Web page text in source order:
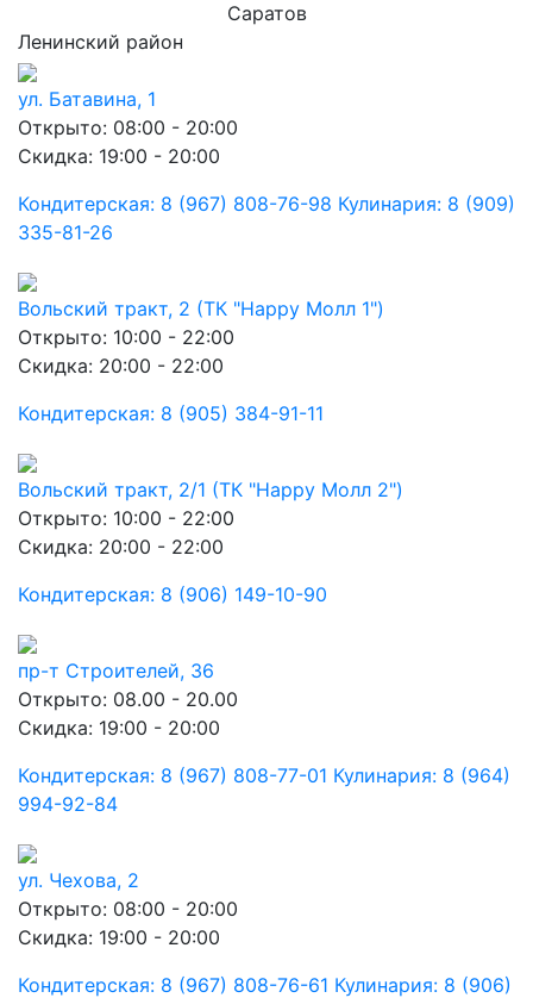
Саратов
Ленинский район
ул. Батавина, 1
Открыто: 08:00 - 20:00
Скидка: 19:00 - 20:00
Кондитерская: 8 (967) 808-76-98 Кулинария: 8 (909)
335-81-26
Вольский тракт, 2 (ТК "Happy Молл 1")
Открыто: 10:00 - 22:00
Скидка: 20:00 - 22:00
Кондитерская: 8 (905) 384-91-11
Вольский тракт, 2/1 (ТК "Happy Молл 2")
Открыто: 10:00 - 22:00
Скидка: 20:00 - 22:00
Кондитерская: 8 (906) 149-10-90
пр-т Строителей, 36
Открыто: 08.00 - 20.00
Скидка: 19:00 - 20:00
Кондитерская: 8 (967) 808-77-01 Кулинария: 8 (964)
994-92-84
ул. Чехова, 2
Открыто: 08:00 - 20:00
Скидка: 19:00 - 20:00
Кондитерская: 8 (967) 808-76-61 Кулинария: 8 (906)